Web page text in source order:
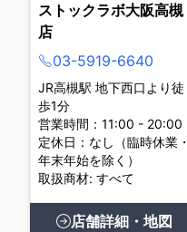
ストックラボ大阪高槻
店
03-5919-6640
JR高槻駅 地下西口より徒
歩1分
営業時間：11:00 - 20:00
定休日：なし（臨時休業・
年末年始を除く）
取扱商材: すべて
店舗詳細・地図